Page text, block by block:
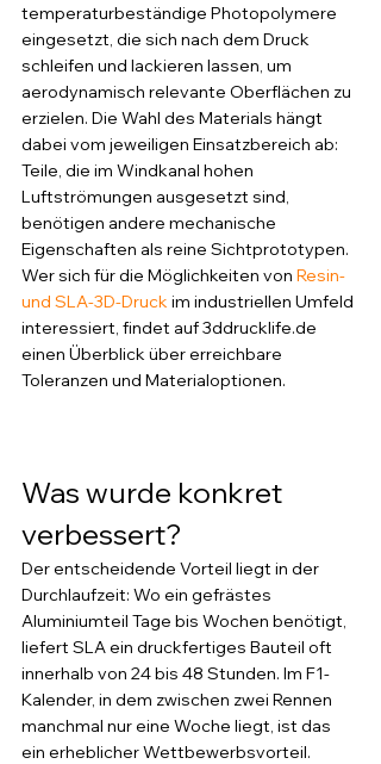
temperaturbeständige Photopolymere
eingesetzt, die sich nach dem Druck
schleifen und lackieren lassen, um
aerodynamisch relevante Oberflächen zu
erzielen. Die Wahl des Materials hängt
dabei vom jeweiligen Einsatzbereich ab:
Teile, die im Windkanal hohen
Luftströmungen ausgesetzt sind,
benötigen andere mechanische
Eigenschaften als reine Sichtprototypen.
Wer sich für die Möglichkeiten von Resin-
und SLA-3D-Druck im industriellen Umfeld
interessiert, findet auf 3ddrucklife.de
einen Überblick über erreichbare
Toleranzen und Materialoptionen.
Was wurde konkret
verbessert?
Der entscheidende Vorteil liegt in der
Durchlaufzeit: Wo ein gefrästes
Aluminiumteil Tage bis Wochen benötigt,
liefert SLA ein druckfertiges Bauteil oft
innerhalb von 24 bis 48 Stunden. Im F1-
Kalender, in dem zwischen zwei Rennen
manchmal nur eine Woche liegt, ist das
ein erheblicher Wettbewerbsvorteil.